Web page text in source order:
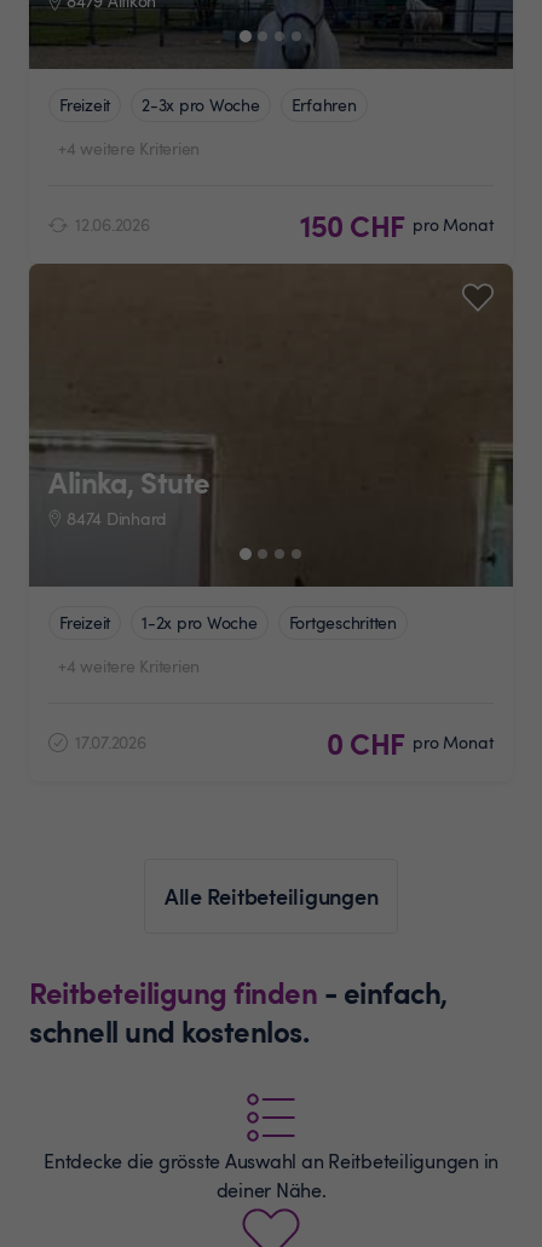
Freizeit 2-3x pro Woche
Erfahren
+4 weitere Kriterien
12.06.2026 150 CHF pro Monat
Alinka, Stute
8474 Dinhard
Freizeit 1-2x pro Woche
Fortgeschritten
+4 weitere Kriterien
17.07.2026 0 CHF pro Monat
Alle Reitbeteiligungen
Reitbeteiligung finden - einfach,
schnell und kostenlos.
Entdecke die grösste Auswahl an Reitbeteiligungen in
deiner Nähe.